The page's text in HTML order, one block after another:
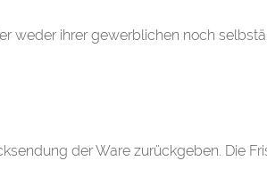
weder ihrer gewerblichen noch
der Ware zurückgeben. Die